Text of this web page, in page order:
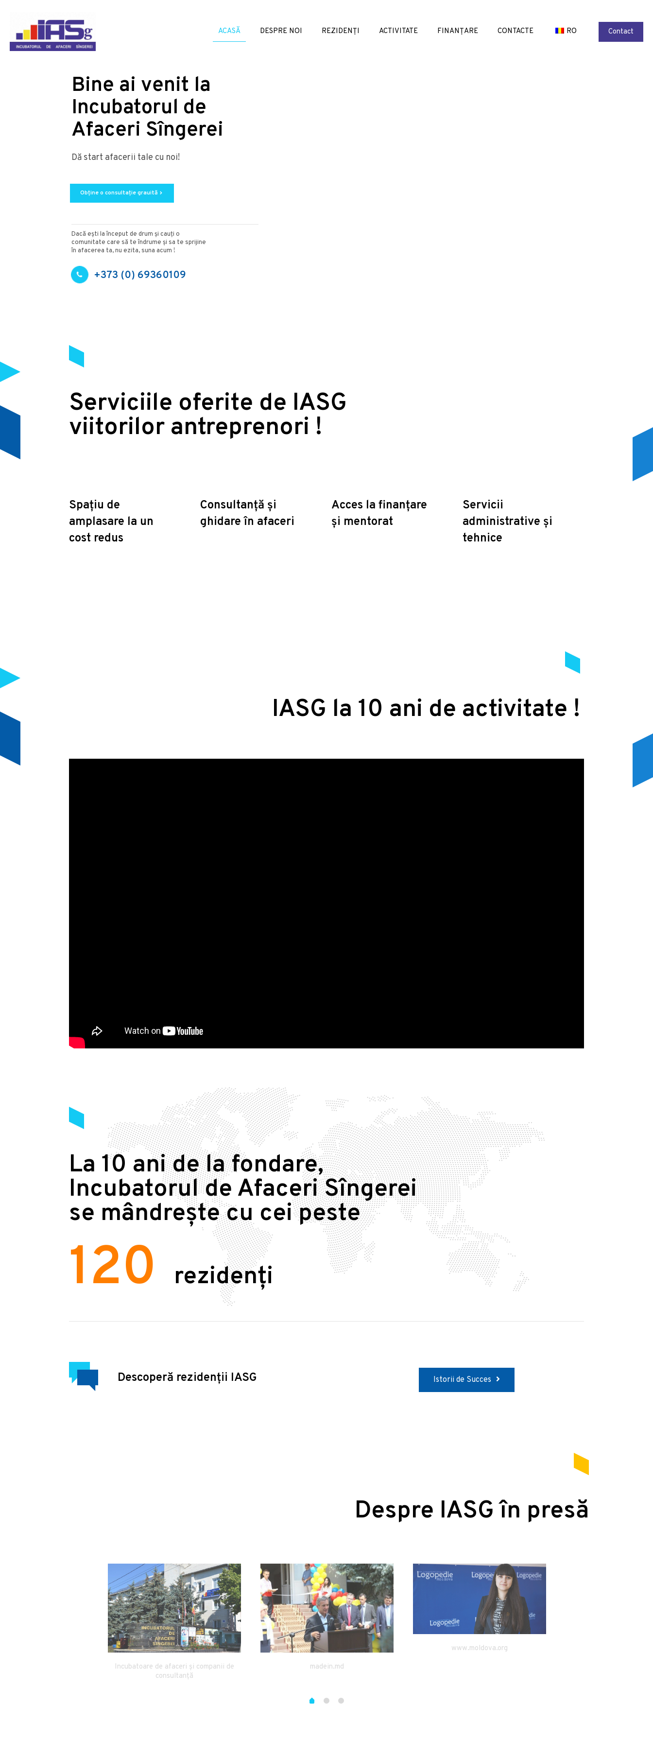
ACASĂ DESPRE NOI REZIDENȚI ACTIVITATE FINANȚARE CONTACTE RO Contact
Dacă ești la început de drum și cauți o
comunitate care să te îndrume și sa te sprijine
în afacerea ta, nu ezita, suna acum !
Bine ai venit la
Incubatorul de
Afaceri Sîngerei
Dă start afacerii tale cu noi!
+373 (0) 69360109
Obține o consultație grauită chevron_right
Serviciile oferite de IASG
viitorilor antreprenori !
Spațiu de
amplasare la un
cost redus
Consultanță și
ghidare în afaceri
Acces la finanțare
și mentorat
Servicii
administrative și
tehnice
IASG la 10 ani de activitate !
La 10 ani de la fondare,
Incubatorul de Afaceri Sîngerei
se mândrește cu cei peste
120 rezidenți
Descoperă rezidenții IASG Istorii de Succes
Despre IASG în presă
Incubatoare de afaceri și companii de
consultanță
madein.md
www.moldova.org